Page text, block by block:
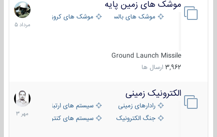
موشک های زمین پایه
موشک های بالستیک موشک های کروز
Ground Launch Missile
3,962 ارسال ها
2
مرداد
1405
الکترونیک زمینی
رادارهای زمینی
سیستم های ارتباطی و جمع آوری
جنگ الکترونیک
سیستم های کنترل آتش و تجهیزات
1
مهر
1403